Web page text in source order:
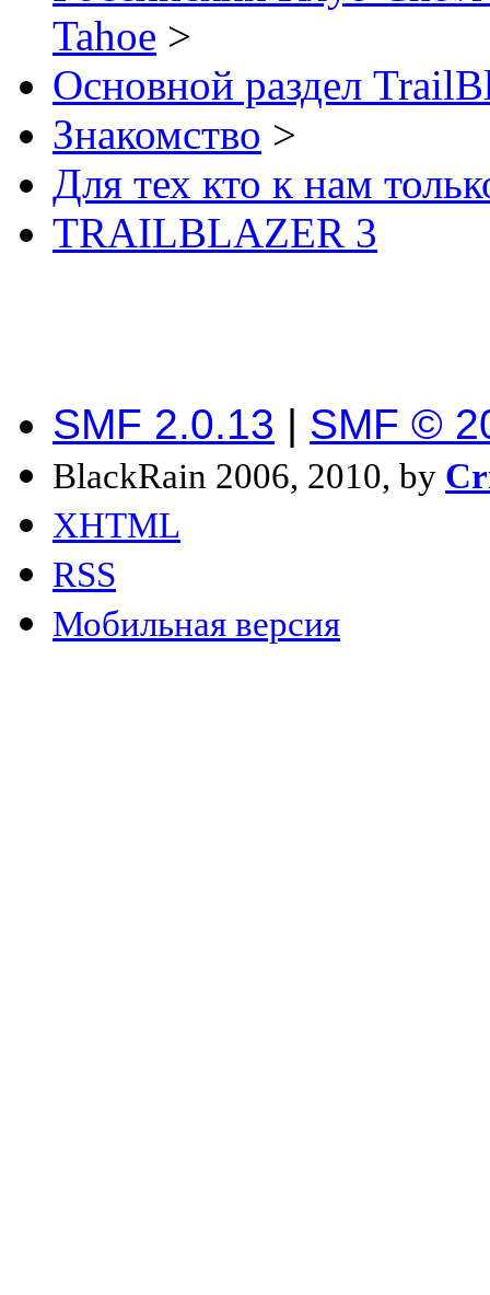
Tahoe >
Основной раздел
Знакомство >
Для тех кто к нам
TRAILBLAZER 3
SMF 2.0.13 | SMF ©
BlackRain 2006, 2010, by
XHTML
RSS
Мобильная версия